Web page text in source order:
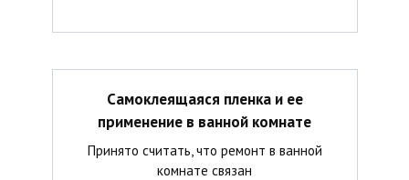
Самоклеящаяся пленка и ее
применение в ванной комнате
Принято считать, что ремонт в ванной
комнате связан